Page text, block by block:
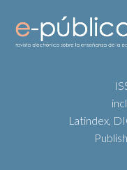
Latindex,